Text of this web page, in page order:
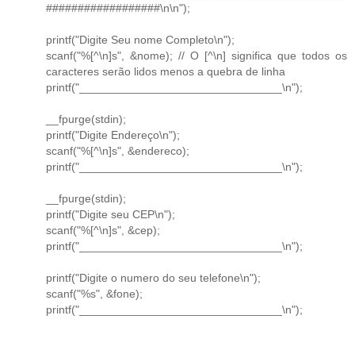
##################\n\n");
printf("Digite Seu nome Completo\n");
scanf("%[^\n]s", &nome); // O [^\n] significa que todos os
caracteres serão lidos menos a quebra de linha
printf("________________________________\n");
__fpurge(stdin);
printf("Digite Endereço\n");
scanf("%[^\n]s", &endereco);
printf("________________________________\n");
__fpurge(stdin);
printf("Digite seu CEP\n");
scanf("%[^\n]s", &cep);
printf("________________________________\n");
printf("Digite o numero do seu telefone\n");
scanf("%s", &fone);
printf("________________________________\n");